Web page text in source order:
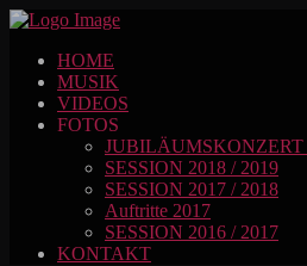
HOME
MUSIK
VIDEOS
FOTOS
JUBILÄUMSKONZERT
SESSION 2018 / 2019
SESSION 2017 / 2018
Auftritte 2017
SESSION 2016 / 2017
KONTAKT